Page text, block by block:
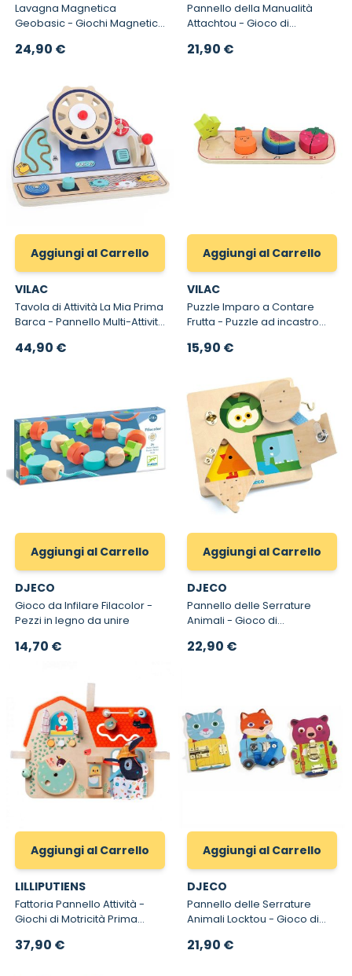
Lavagna Magnetica
Geobasic - Giochi Magnetici
24,90 €
Pannello della Manualità
Attachtou - Gioco di
21,90 €
Aggiungi al Carrello
VILAC
Tavola di Attività La Mia Prima
Barca - Pannello Multi-Attività
Magnetica
44,90 €
Aggiungi al Carrello
VILAC
Puzzle Imparo a Contare
Frutta - Puzzle ad incastro
15,90 €
Aggiungi al Carrello
DJECO
Gioco da Infilare Filacolor -
Pezzi in legno da unire
14,70 €
Aggiungi al Carrello
DJECO
Pannello delle Serrature
Animali - Gioco di
Djeco 6213
22,90 €
Aggiungi al Carrello
LILLIPUTIENS
Fattoria Pannello Attività -
Giochi di Motricità Prima
37,90 €
Aggiungi al Carrello
DJECO
Pannello delle Serrature
Animali Locktou - Gioco di
Djeco 1664
21,90 €